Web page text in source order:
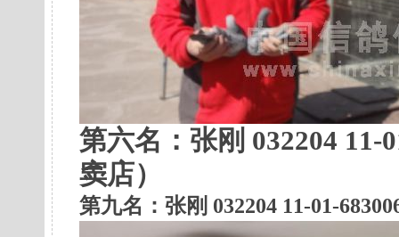
第六名： 张刚 032204 11-
窦店）
第九名：张刚 032204 11-01-